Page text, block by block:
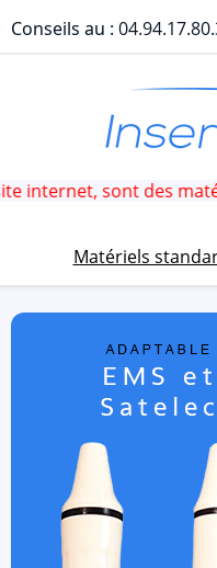
Conseils au :
sont des matériels
Matériels